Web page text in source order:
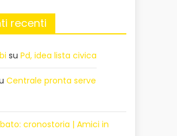
recenti
suPd, idea lista civica
Centrale pronta serve
cronostoria | Amici in